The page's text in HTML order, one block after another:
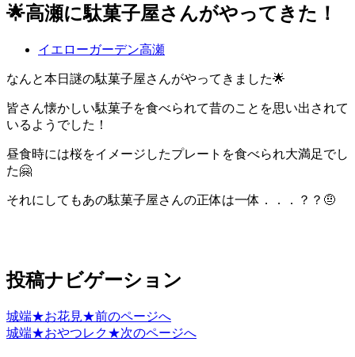
🌟高瀬に駄菓子屋さんがやってきた！
イエローガーデン高瀬
なんと本日謎の駄菓子屋さんがやってきました🌟
皆さん懐かしい駄菓子を食べられて昔のことを思い出されて
いるようでした！
昼食時には桜をイメージしたプレートを食べられ大満足でし
た🤗
それにしてもあの駄菓子屋さんの正体は一体．．．？？🤨
投稿ナビゲーション
城端★お花見★前のページへ
城端★おやつレク★次のページへ